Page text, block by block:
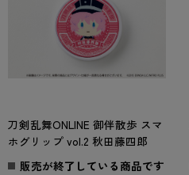
刀剣乱舞ONLINE 御伴散歩 スマ
ホグリップ vol.2 秋田藤四郎
販売が終了している商品です